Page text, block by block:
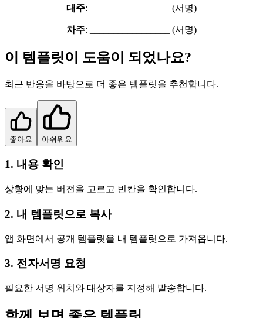
대주: _________________ (서명)
차주: _________________ (서명)
이 템플릿이 도움이 되었나요?
최근 반응을 바탕으로 더 좋은 템플릿을 추천합니다.
좋아요 아쉬워요
1. 내용 확인
상황에 맞는 버전을 고르고 빈칸을 확인합니다.
2. 내 템플릿으로 복사
앱 화면에서 공개 템플릿을 내 템플릿으로 가져옵니다.
3. 전자서명 요청
필요한 서명 위치와 대상자를 지정해 발송합니다.